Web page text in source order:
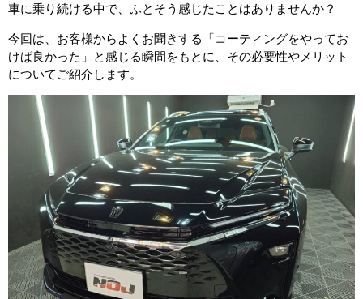
車に乗り続ける中で、ふとそう感じたことはありませんか？
今回は、お客様からよくお聞きする「コーティングをやってお
けば良かった」と感じる瞬間をもとに、その必要性やメリット
についてご紹介します。